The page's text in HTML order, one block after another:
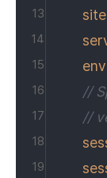
site
env
//
//